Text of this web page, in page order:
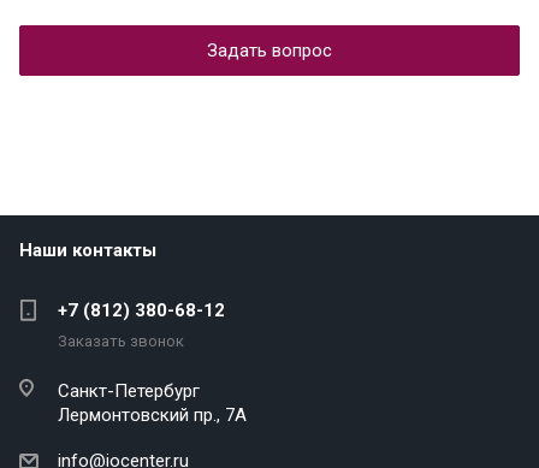
Задать вопрос
Наши контакты
+7 (812) 380-68-12
Заказать звонок
Санкт-Петербург
Лермонтовский пр., 7А
info@iocenter.ru